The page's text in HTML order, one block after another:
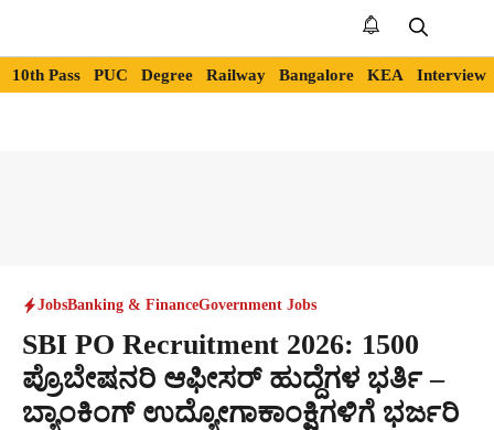
content
10th Pass PUC Degree Railway Bangalore KEA Interview
JobsBanking & FinanceGovernment Jobs
SBI PO Recruitment 2026: 1500
ಪ್ರೊಬೇಷನರಿ ಆಫೀಸರ್ ಹುದ್ದೆಗಳ ಭರ್ತಿ –
ಬ್ಯಾಂಕಿಂಗ್ ಉದ್ಯೋಗಾಕಾಂಕ್ಷಿಗಳಿಗೆ ಭರ್ಜರಿ